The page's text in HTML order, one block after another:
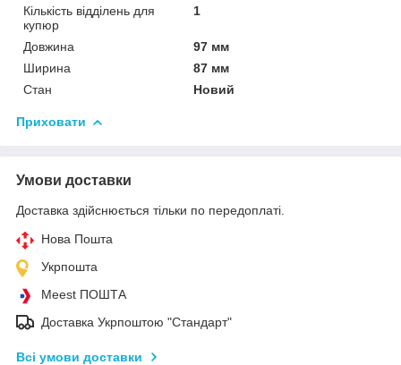
Кількість відділень для
купюр
1
Довжина
97 мм
Ширина
87 мм
Стан
Новий
Приховати
Умови доставки
Доставка здійснюється тільки по передоплаті.
Нова Пошта
Укрпошта
Meest ПОШТА
Доставка Укрпоштою "Стандарт"
Всі умови доставки